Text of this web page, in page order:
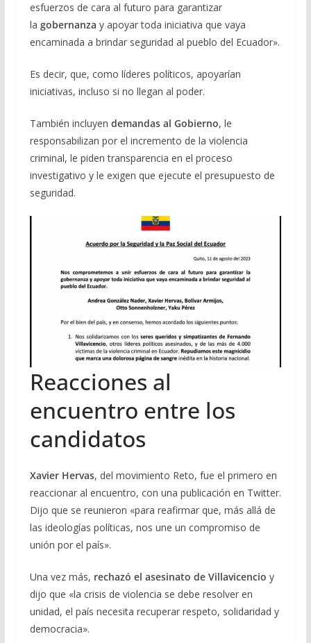
esfuerzos de cara al futuro para garantizar
la gobernanza y apoyar toda iniciativa que vaya
encaminada a brindar seguridad al pueblo del Ecuador».
Es decir, que, como líderes políticos, apoyarían
iniciativas, incluso si no llegan al poder.
También incluyen demandas al Gobierno, le
responsabilizan por el incremento de la violencia
criminal, le piden transparencia en el proceso
investigativo y le exigen que ejecute el presupuesto de
seguridad.
Reacciones al
encuentro entre los
candidatos
Xavier Hervas, del movimiento Reto, fue el primero en
reaccionar al encuentro, con una publicación en Twitter.
Dijo que se reunieron «para reafirmar que, más allá de
las ideologías políticas, nos une un compromiso de
unión por el país».
Una vez más, rechazó el asesinato de Villavicencio y
dijo que «la crisis de violencia se debe resolver en
unidad, el país necesita recuperar respeto, solidaridad y
democracia».